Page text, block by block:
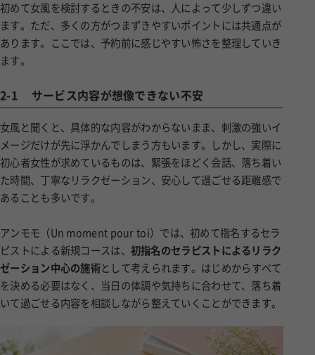
初めて女風を検討するときの不安は、人によって少しずつ違い
ます。ただ、多くの方がつまずきやすいポイントには共通点が
あります。ここでは、予約前に感じやすい怖さを整理していき
ます。
2-1 サービス内容が想像できない不安
女風と聞くと、具体的な内容がわからないまま、刺激の強いイ
メージだけが先に浮かんでしまう方もいます。しかし、実際に
初心者女性が求めているものは、緊張をほどく会話、落ち着い
た時間、丁寧なリラクゼーション、安心して過ごせる距離感で
あることも多いです。
アンモモ（Un moment pour toi）では、初めて指名するセラ
ピストによる新規コースは、 初指名のセラピストによるリラク
ゼーション中心の施術として考えられます。はじめからすべて
を決める必要はなく、当日の体調や気持ちに合わせて、落ち着
いて過ごせる内容を相談しながら整えていくことができます。